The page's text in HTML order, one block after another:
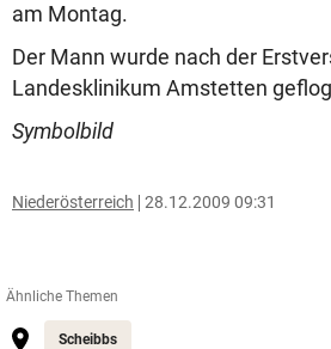
am Montag.
Der Mann wurde nach der
Landesklinikum Amstetten
Symbolbild
Niederösterreich 28.12.2009 09:31
Ähnliche Themen
Scheibbs